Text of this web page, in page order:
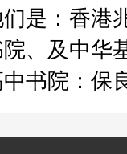
是：香港
、及中华
书院：保